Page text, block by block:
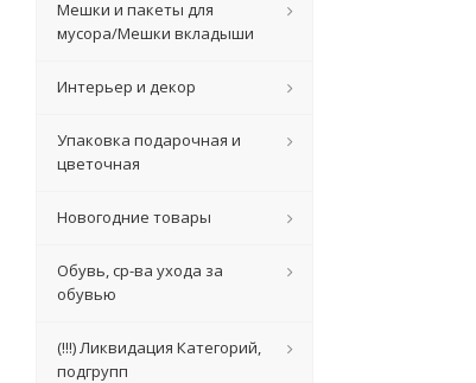
Мешки и пакеты для
мусора/Мешки вкладыши
Интерьер и декор
Упаковка подарочная и
цветочная
Новогодние товары
Обувь, ср-ва ухода за
обувью
(!!!) Ликвидация Категорий,
подгрупп